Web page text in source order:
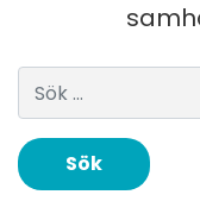
Sök efter: